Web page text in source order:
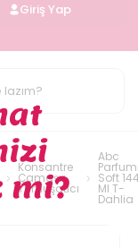
Giriş Yap
Konsantre
Çamaşır
Yumuşatıcı
Abc
Soft
Ml T-
Dahlia